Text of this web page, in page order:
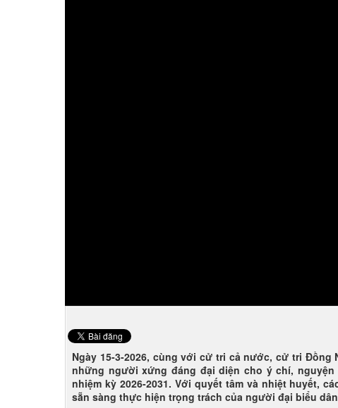
Ngày 15-3-2026, cùng với cử tri cả nước, cử tri
những người xứng đáng đại diện cho ý chí, nguyện
nhiệm kỳ 2026-2031. Với quyết tâm và nhiệt huyết,
sẵn sàng thực hiện trọng trách của người đại biểu